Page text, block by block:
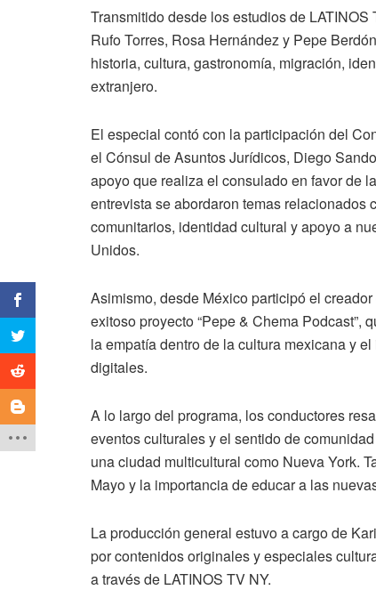
Transmitido desde los estudios de
Rufo Torres, Rosa Hernández y Pepe
historia, cultura, gastronomía, migración,
extranjero.
El especial contó con la participación del
el Cónsul de Asuntos Jurídicos, Diego
apoyo que realiza el consulado en favor de
entrevista se abordaron temas
comunitarios, identidad cultural y apoyo a
Unidos.
Asimismo, desde México participó el
exitoso proyecto “Pepe & Chema Podcast”,
la empatía dentro de la cultura mexicana y
digitales.
A lo largo del programa, los conductores
eventos culturales y el sentido de
una ciudad multicultural como Nueva York.
Mayo y la importancia de educar a las
La producción general estuvo a cargo de
por contenidos originales y especiales
a través de LATINOS TV NY.